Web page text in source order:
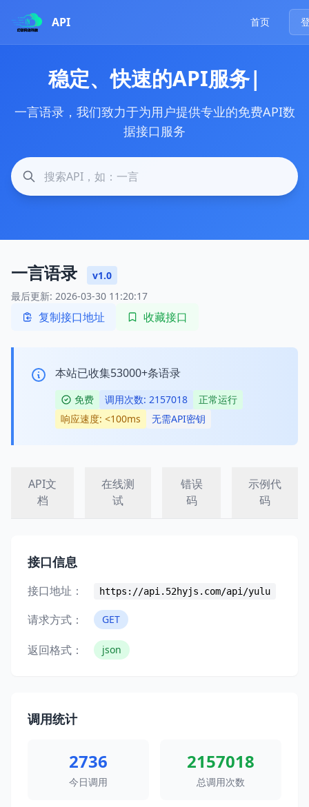
API 首页
稳定、快速的API服务
一言语录，我们致力于为用户提供专业的免费API数
据接口服务
一言语录
v1.0
最后更新: 2026-03-30 11:20:17
复制接口地址 收藏接口
本站已收集53000+条语录
免费 调用次数: 2157018
正常运行
响应速度: <100ms
无需API密钥
API文
档
在线测
试
错误
码
示例代
码
接口信息
接口地址： https://api.52hyjs.com/api/yulu
请求方式： GET
返回格式： json
调用统计
2736
今日调用
2157018
总调用次数